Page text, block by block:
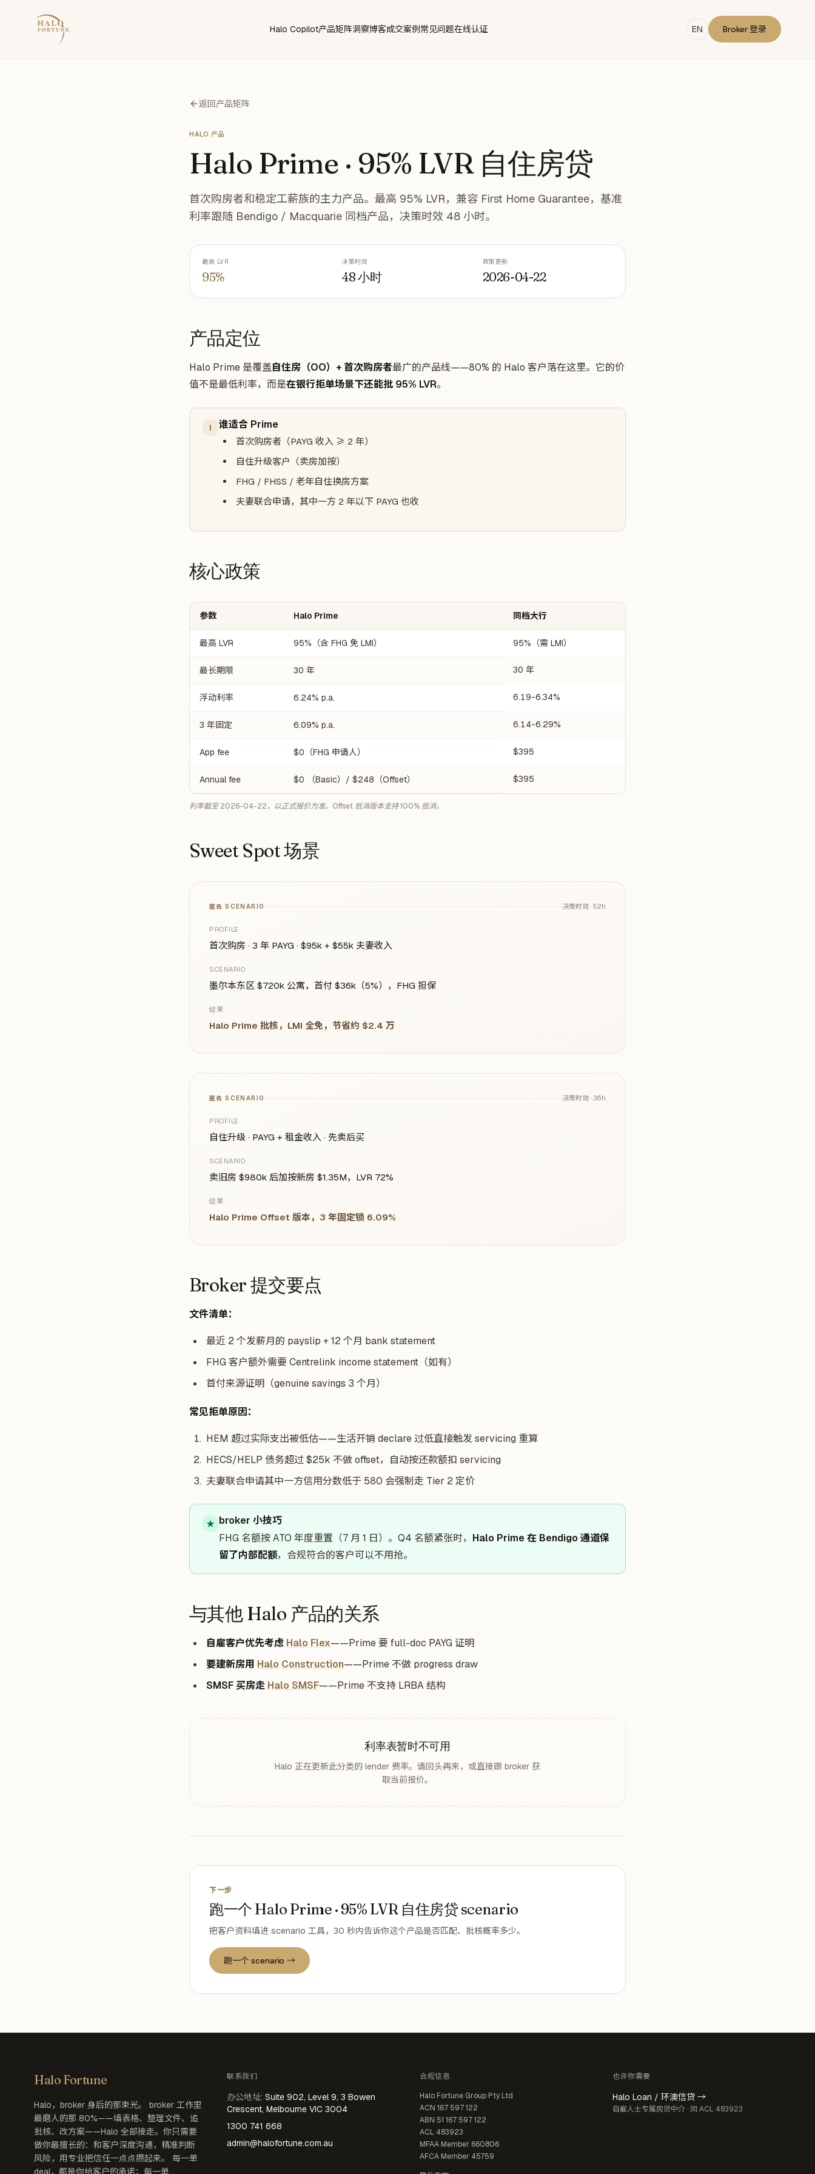
Halo Copilot产品矩阵洞察博客成交案例常见问题在线认证 EN Broker 登录
返回产品矩阵
HALO 产品
Halo Prime · 95% LVR 自住房贷
首次购房者和稳定工薪族的主力产品。最高 95% LVR，兼容 First Home Guarantee，基准
利率跟随 Bendigo / Macquarie 同档产品，决策时效 48 小时。
最高 LVR
95%
决策时效
48 小时
政策更新
2026-04-22
产品定位
Halo Prime 是覆盖自住房（OO）+ 首次购房者最广的产品线——80% 的 Halo 客户落在这里。它的价
值不是最低利率，而是在银行拒单场景下还能批 95% LVR。
i 谁适合 Prime
首次购房者（PAYG 收入 ≥ 2 年）
自住升级客户（卖房加按）
FHG / FHSS / 老年自住换房方案
夫妻联合申请，其中一方 2 年以下 PAYG 也收
核心政策
参数 Halo Prime 同档大行
最高 LVR 95%（含 FHG 免 LMI） 95%（需 LMI）
最长期限 30 年 30 年
浮动利率 6.24% p.a. 6.19-6.34%
3 年固定 6.09% p.a. 6.14-6.29%
App fee $0（FHG 申请人） $395
Annual fee $0 （Basic）/ $248（Offset） $395
利率截至 2026-04-22，以正式报价为准。Offset 抵消版本支持 100% 抵消。
Sweet Spot 场景
匿名 SCENARIO 决策时效 · 52h
PROFILE
首次购房 · 3 年 PAYG · $95k + $55k 夫妻收入
SCENARIO
墨尔本东区 $720k 公寓，首付 $36k（5%），FHG 担保
结果
Halo Prime 批核，LMI 全免，节省约 $2.4 万
匿名 SCENARIO 决策时效 · 36h
PROFILE
自住升级 · PAYG + 租金收入 · 先卖后买
SCENARIO
卖旧房 $980k 后加按新房 $1.35M，LVR 72%
结果
Halo Prime Offset 版本，3 年固定锁 6.09%
Broker 提交要点
文件清单：
最近 2 个发薪月的 payslip + 12 个月 bank statement
FHG 客户额外需要 Centrelink income statement（如有）
首付来源证明（genuine savings 3 个月）
常见拒单原因：
HEM 超过实际支出被低估——生活开销 declare 过低直接触发 servicing 重算
HECS/HELP 债务超过 $25k 不做 offset，自动按还款额扣 servicing
夫妻联合申请其中一方信用分数低于 580 会强制走 Tier 2 定价
★ broker 小技巧
FHG 名额按 ATO 年度重置（7 月 1 日）。Q4 名额紧张时， Halo Prime 在 Bendigo 通道保
留了内部配额，合规符合的客户可以不用抢。
与其他 Halo 产品的关系
自雇客户优先考虑 Halo Flex——Prime 要 full-doc PAYG 证明
要建新房用 Halo Construction——Prime 不做 progress draw
SMSF 买房走 Halo SMSF——Prime 不支持 LRBA 结构
利率表暂时不可用
Halo 正在更新此分类的 lender 费率。请回头再来，或直接跟 broker 获
取当前报价。
下一步
跑一个 Halo Prime · 95% LVR 自住房贷 scenario
把客户资料填进 scenario 工具，30 秒内告诉你这个产品是否匹配、批核概率多少。
跑一个 scenario →
Halo Fortune
Halo，broker 身后的那束光。 broker 工作里
最磨人的那 80%——填表格、整理文件、追
批核、改方案——Halo 全部接走。你只需要
做你最擅长的：和客户深度沟通，精准判断
风险，用专业把信任一点点攒起来。 每一单
deal，都是你给客户的承诺；每一单
联系我们
办公地址: Suite 902, Level 9, 3 Bowen
Crescent, Melbourne VIC 3004
1300 741 668
admin@halofortune.com.au
合规信息
Halo Fortune Group Pty Ltd
ACN 167 597 122
ABN 51 167 597 122
ACL 483923
MFAA Member 660806
AFCA Member 45759
也许你需要
Halo Loan / 环澳信贷 →
自雇人士专属房贷中介 · 同 ACL 483923